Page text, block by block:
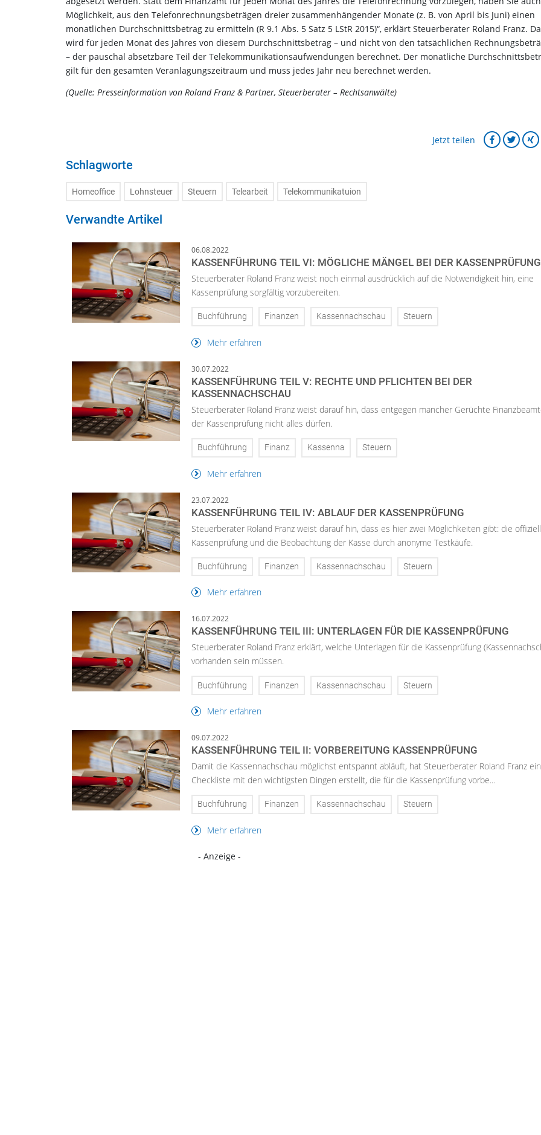
Möglichkeit, aus den Telefonrechnungsbeträgen dreier zusammenhängender Monate (z. B. von April bis Juni) einen
monatlichen Durchschnittsbetrag zu ermitteln (R 9.1 Abs. 5 Satz 5 LStR 2015)“, erklärt Steuerberater Roland Franz.
wird für jeden Monat des Jahres von diesem Durchschnittsbetrag – und nicht von den tatsächlichen
– der pauschal absetzbare Teil der Telekommunikationsaufwendungen berechnet. Der monatliche
gilt für den gesamten Veranlagungszeitraum und muss jedes Jahr neu berechnet werden.
(Quelle: Presseinformation von Roland Franz & Partner, Steuerberater – Rechtsanwälte)
Jetzt teilen
Schlagworte
Homeoffice Lohnsteuer Steuern Telearbeit Telekommunikatuion
Verwandte Artikel
06.08.2022
KASSENFÜHRUNG TEIL VI: MÖGLICHE MÄNGEL BEI DER KASSENPRÜFUNG
Steuerberater Roland Franz weist noch einmal ausdrücklich auf die Notwendigkeit hin, eine
Kassenprüfung sorgfältig vorzubereiten.
Buchführung Finanzen Kassennachschau Steuern
Mehr erfahren
30.07.2022
KASSENFÜHRUNG TEIL V: RECHTE UND PFLICHTEN BEI DER
KASSENNACHSCHAU
Steuerberater Roland Franz weist darauf hin, dass entgegen mancher Gerüchte
der Kassenprüfung nicht alles dürfen.
Buchführung Finanz Kassenna Steuern
Mehr erfahren
23.07.2022
KASSENFÜHRUNG TEIL IV: ABLAUF DER KASSENPRÜFUNG
Steuerberater Roland Franz weist darauf hin, dass es hier zwei Möglichkeiten gibt: die
Kassenprüfung und die Beobachtung der Kasse durch anonyme Testkäufe.
Buchführung Finanzen Kassennachschau Steuern
Mehr erfahren
16.07.2022
KASSENFÜHRUNG TEIL III: UNTERLAGEN FÜR DIE KASSENPRÜFUNG
Steuerberater Roland Franz erklärt, welche Unterlagen für die Kassenprüfung
vorhanden sein müssen.
Buchführung Finanzen Kassennachschau Steuern
Mehr erfahren
09.07.2022
KASSENFÜHRUNG TEIL II: VORBEREITUNG KASSENPRÜFUNG
Damit die Kassennachschau möglichst entspannt abläuft, hat Steuerberater Roland Franz
Checkliste mit den wichtigsten Dingen erstellt, die für die Kassenprüfung vorbe...
Buchführung Finanzen Kassennachschau Steuern
Mehr erfahren
- Anzeige -